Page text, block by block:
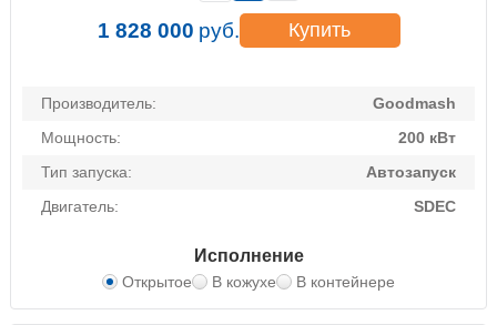
Производитель:
Goodmash
Мощность:
200 кВт
Тип запуска:
Автозапуск
Двигатель:
SDEC
Исполнение
Открытое В кожухе В контейнере
1 828 000 руб. Купить